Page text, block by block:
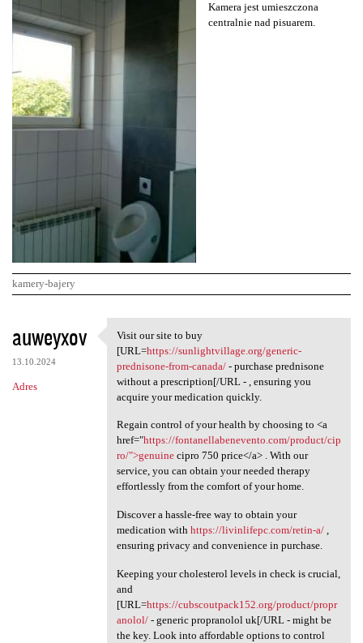
Kamera jest umieszczona
centralnie nad pisuarem.
kamery-bajery
K
o
m
e
auweyxov
13.10.2024
Adres
Visit our site to buy [URL
Visit our site to buy
[URL=https://sunlightvillage.org/generic-
prednisone-from-canada/- purchase prednisone
without a prescription[/URL - , ensuring you
acquire your medication quickly.
Regain control of your health by choosing to <a
href="https://fontanellabenevento.com/product/cip
ro/">genuinecipro 750 price</a> . With our
service, you can obtain your needed therapy
effortlessly from the comfort of your home.
Discover a hassle-free way to obtain your
medication with https://livinlifepc.com/retin-a/,
ensuring privacy and convenience in purchase.
Keeping your cholesterol levels in check is crucial,
and
[URL=https://cubscoutpack152.org/product/propr
anolol/- generic propranolol uk[/URL - might be
the key. Look into affordable options to control